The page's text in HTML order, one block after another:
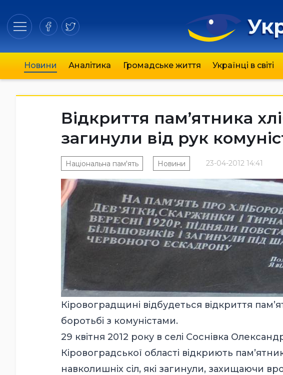
Новини Аналітика Громадське життя Українці в світі
Відкриття пам’ятника
загинули від рук
23-04-2012 14:41
Національна пам'ять Новини
Кіровоградщині відбудеться відкриття
боротьбі з комуністами.
29 квітня 2012 року в селі Соснівка
Кіровоградської області відкриють
навколишніх сіл, які загинули, захищаючи